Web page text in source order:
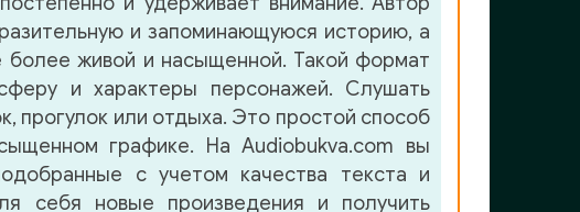
и запоминающуюся историю, а
более живой и насыщенной. Такой формат
и характеры персонажей. Слушать
прогулок или отдыха. Это простой способ
графике. На Audiobukva.com вы
с учетом качества текста и
себя новые произведения и получить